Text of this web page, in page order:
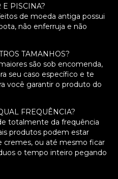
E PISCINA?
de moeda antiga possui
não enferruja e não
TAMANHOS?
são sob encomenda,
seu caso específico e te
você garantir o produto do
FREQUÊNCIA?
totalmente da frequência
produtos podem estar
cremes, ou até mesmo ficar
o tempo inteiro pegando